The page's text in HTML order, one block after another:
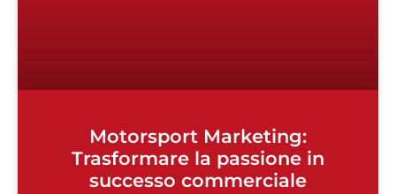
Motorsport Marketing:
Trasformare la passione in
successo commerciale